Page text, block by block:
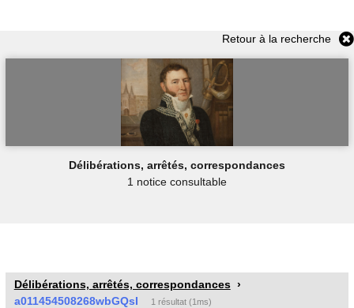
Retour à la recherche
Délibérations, arrêtés, correspondances
1 notice consultable
Délibérations, arrêtés, correspondances
a011454508268wbGQsI
1 résultat (1ms)